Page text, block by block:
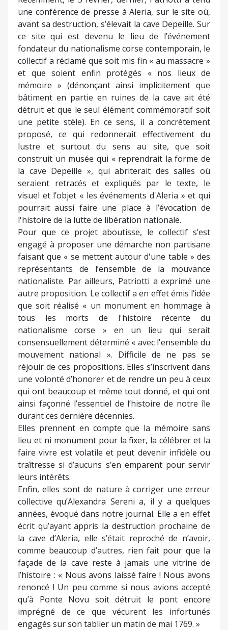
une conférence de presse à Aleria, sur le site où,
avant sa destruction, s’élevait la cave Depeille. Sur
ce site qui est devenu le lieu de l’événement
fondateur du nationalisme corse contemporain, le
collectif a réclamé que soit mis fin « au massacre »
et que soient enfin protégés « nos lieux de
mémoire » (dénonçant ainsi implicitement que
bâtiment en partie en ruines de la cave ait été
détruit et que le seul élément commémoratif soit
une petite stèle). En ce sens, il a concrètement
proposé, ce qui redonnerait effectivement du
lustre et surtout du sens au site, que soit
construit un musée qui « reprendrait la forme de
la cave Depeille », qui abriterait des salles où
seraient retracés et expliqués par le texte, le
visuel et l’objet « les événements d'Aleria » et qui
pourrait aussi faire une place à l’évocation de
l'histoire de la lutte de libération nationale.
Pour que ce projet aboutisse, le collectif s’est
engagé à proposer une démarche non partisane
faisant que « se mettent autour d'une table » des
représentants de l’ensemble de la mouvance
nationaliste. Par ailleurs, Patriotti a exprimé une
autre proposition. Le collectif a en effet émis l’idée
que soit réalisé « un monument en hommage à
tous les morts de l'histoire récente du
nationalisme corse » en un lieu qui serait
consensuellement déterminé « avec l'ensemble du
mouvement national ». Difficile de ne pas se
réjouir de ces propositions. Elles s’inscrivent dans
une volonté d’honorer et de rendre un peu à ceux
qui ont beaucoup et même tout donné, et qui ont
ainsi façonné l’essentiel de l’histoire de notre île
durant ces dernière décennies.
Elles prennent en compte que la mémoire sans
lieu et ni monument pour la fixer, la célébrer et la
faire vivre est volatile et peut devenir infidèle ou
traîtresse si d’aucuns s’en emparent pour servir
leurs intérêts.
Enfin, elles sont de nature à corriger une erreur
collective qu’Alexandra Sereni a, il y a quelques
années, évoqué dans notre journal. Elle a en effet
écrit qu’ayant appris la destruction prochaine de
la cave d’Aleria, elle s’était reproché de n’avoir,
comme beaucoup d’autres, rien fait pour que la
façade de la cave reste à jamais une vitrine de
l’histoire : « Nous avons laissé faire ! Nous avons
renoncé ! Un peu comme si nous avions accepté
qu’à Ponte Novu soit détruit le pont encore
imprégné de ce que vécurent les infortunés
engagés sur son tablier un matin de mai 1769. »